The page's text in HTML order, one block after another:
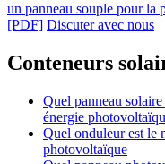
un panneau souple pour la
[PDF] Discuter avec nous
Conteneurs
Quel panneau
énergie
Quel onduleur est le
photovoltaïque